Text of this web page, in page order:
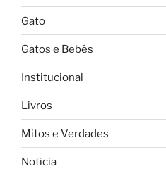
Gato
Gatos e Bebês
Institucional
Livros
Mitos e Verdades
Notícia